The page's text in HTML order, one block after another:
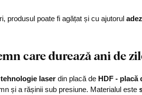
produsul poate fi agățat și cu ajutorul
care durează ani de
tehnologie laser din placă de HDF - placă
și a rășinii sub presiune. Materialul este